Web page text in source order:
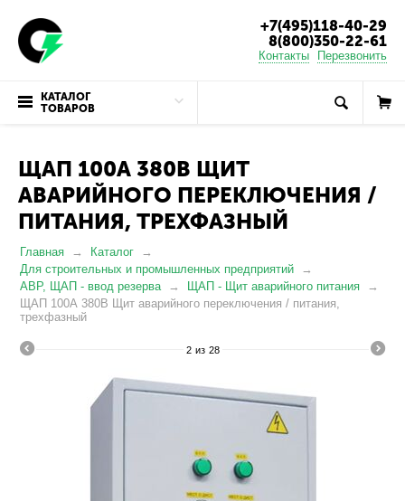
+7(495)118-40-29
8(800)350-22-61
Контакты Перезвонить
КАТАЛОГ
ТОВАРОВ
ЩАП 100А 380В ЩИТ
АВАРИЙНОГО ПЕРЕКЛЮЧЕНИЯ /
ПИТАНИЯ, ТРЕХФАЗНЫЙ
Главная
Каталог
Для строительных и промышленных предприятий
АВР, ЩАП - ввод резерва
ЩАП - Щит аварийного питания
ЩАП 100А 380В Щит аварийного переключения / питания,
трехфазный
2 из 28